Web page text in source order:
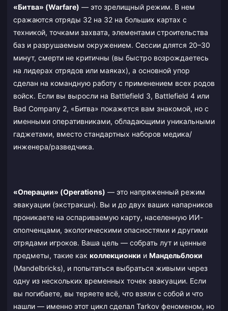
«Битва» (Warfare) — это зрелищный режим. В нем
сражаются отряды 32 на 32 на больших картах с
техникой, точками захвата, элементами строительства
баз и разрушаемым окружением. Сессии длятся 20–30
минут, смерти не критичны (вы быстро возрождаетесь
на лидерах отрядов или маяках), а основной упор
сделан на командную работу с применением всех родов
войск. Если вы выросли на Battlefield 3, Battlefield 4 или
Bad Company 2, «Битва» покажется вам знакомой, но с
именными оперативниками, обладающими уникальными
гаджетами, вместо стандартных наборов медика/
инженера/разведчика.
«Операции» (Operations) — это напряженный режим
эвакуации (экстракшн). Вы и до двух ваших напарников
проникаете на оспариваемую карту, населенную ИИ-
ополченцами, экологическими опасностями и другими
отрядами игроков. Ваша цель — собрать лут и ценные
предметы, такие как коллекционки и Мандельблоки
(Mandelbricks), и попытаться выбраться живыми через
одну из нескольких временных точек эвакуации. Если
вы погибаете, вы теряете всё, что взяли с собой и что
нашли — именно этот цикл сделал Tarkov феноменом, но